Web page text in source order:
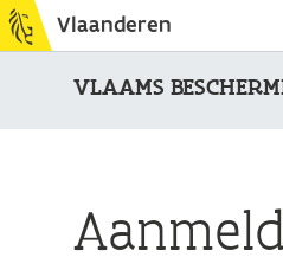
Vlaanderen
VLAAMS